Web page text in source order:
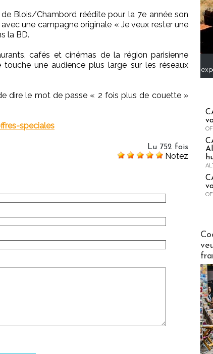
Blois/Chambord réédite pour la 7e année son
une campagne originale « Je veux rester une
la BD.
cafés et cinémas de la région parisienne
touche une audience plus large sur les réseaux
dire le mot de passe « 2 fois plus de couette »
speciales
Lu 752 fois
Notez